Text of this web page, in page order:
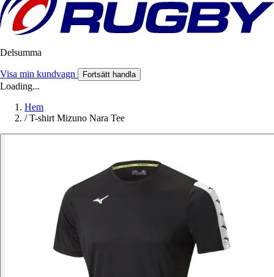
Delsumma
Visa min kundvagn Fortsätt handla
Loading...
Hem
/ T-shirt Mizuno Nara Tee